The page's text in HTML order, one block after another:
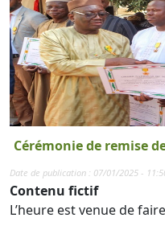
Cérémonie de remise
Date de publication : 07/01/2025 -
Contenu fictif
L’heure est venue de